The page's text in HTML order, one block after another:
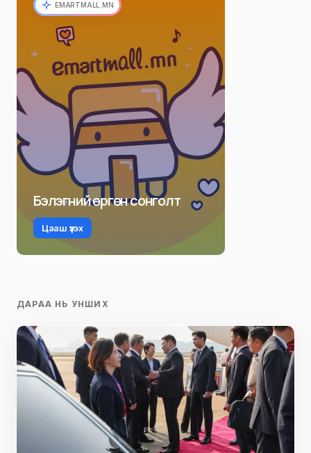
EMARTMALL.MN
Бэлэгний өргөн сонголт
Цааш үзэх
ДАРАА НЬ УНШИХ